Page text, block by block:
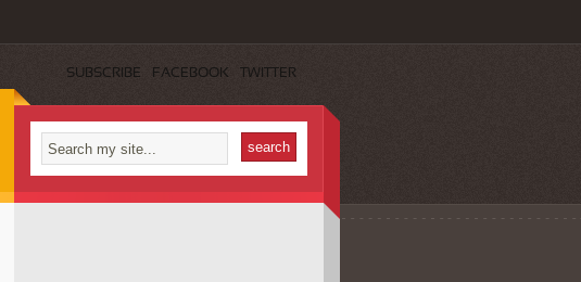
SUBSCRIBE FACEBOOK TWITTER